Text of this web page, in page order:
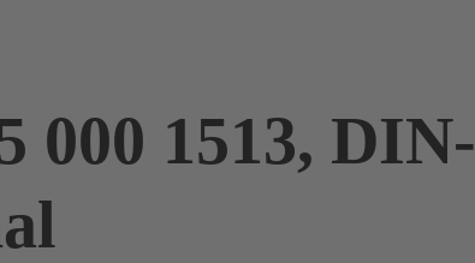
000 1513, DIN-